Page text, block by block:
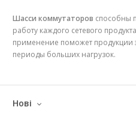
Шасси коммутаторов способны
работу каждого сетевого
применение поможет продукции
периоды больших нагрузок.
Нові